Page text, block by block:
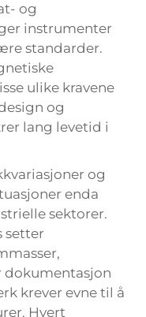
og
instrumenter
standarder.
ulike kravene
og
lang levetid i
og
enda
sektorer.
setter
dokumentasjon
krever evne til å
Hvert